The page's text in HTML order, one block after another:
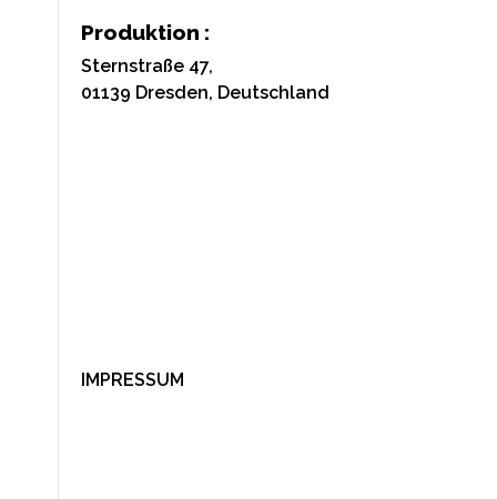
Produktion :
Sternstraße 47,
01139 Dresden, Deutschland
IMPRESSUM